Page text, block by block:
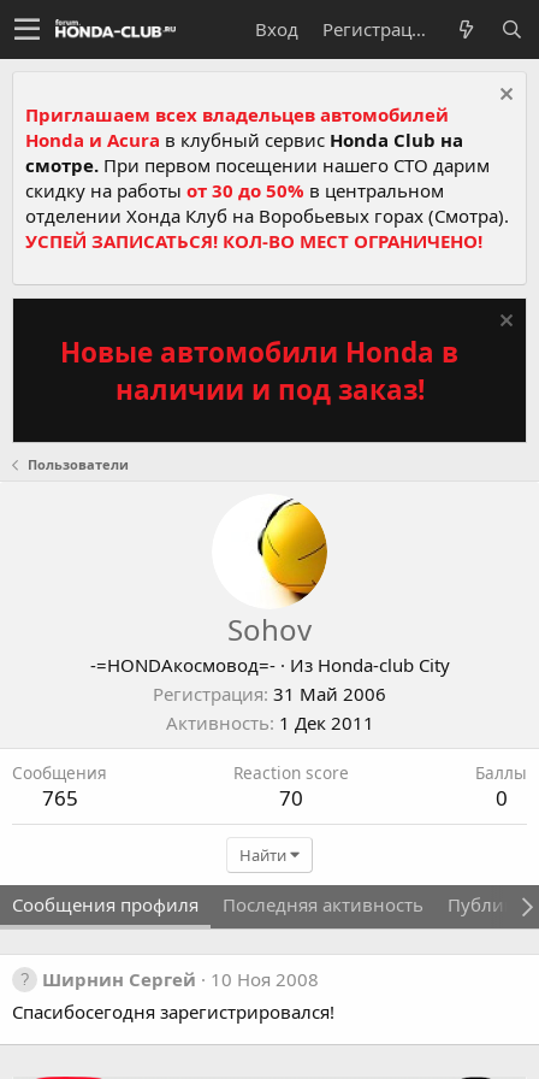
Вход Регистрация
Приглашаем всех владельцев автомобилей
Honda и Acura в клубный сервис Honda Club на
смотре. При первом посещении нашего СТО дарим
скидку на работы от 30 до 50% в центральном
отделении Хонда Клуб на Воробьевых горах (Смотра).
УСПЕЙ ЗАПИСАТЬСЯ! КОЛ-ВО МЕСТ ОГРАНИЧЕНО!
Новые автомобили Honda в
наличии и под заказ!
Пользователи
Sohov
-=HONDAкосмовод=- · Из Honda-club City
Регистрация 31 Май 2006
Активность 1 Дек 2011
Сообщения
765
Reaction score
70
Баллы
0
Найти
Сообщения профиля Последняя активность
Ширнин Сергей
10 Ноя 2008
Спасибосегодня зарегистрировался!